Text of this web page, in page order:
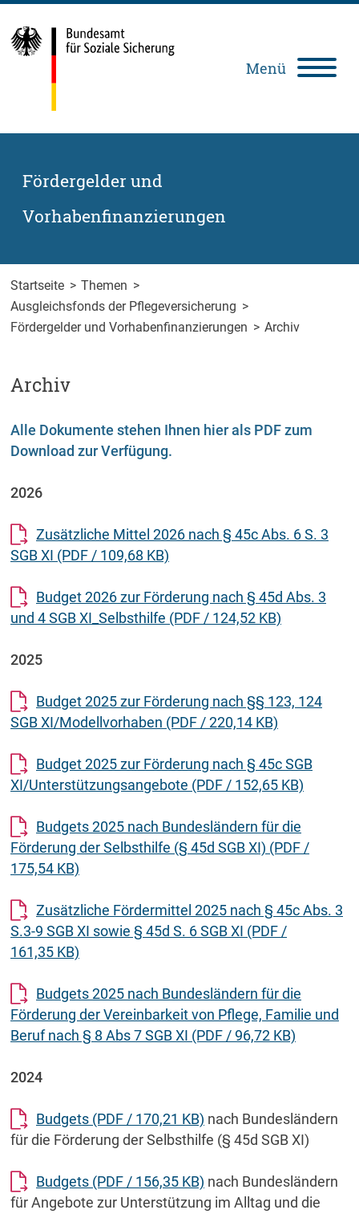
Zum Inhalt springen
Zur Suche springen
Zum Fuß der Seite springen
Menü
Gebärdensprache
Fördergelder und
Vorhabenfinanzierungen
Startseite > Themen >
Ausgleichsfonds der Pflegeversicherung >
Fördergelder und Vorhabenfinanzierungen > Archiv
Archiv
Alle Dokumente stehen Ihnen hier als PDF zum
Download zur Verfügung.
2026
Zusätzliche Mittel 2026 nach § 45c Abs. 6 S. 3
SGB XI (PDF / 109,68 KB)
Budget 2026 zur Förderung nach § 45d Abs. 3
und 4 SGB XI_Selbsthilfe (PDF / 124,52 KB)
2025
Budget 2025 zur Förderung nach §§ 123, 124
SGB XI/Modellvorhaben (PDF / 220,14 KB)
Budget 2025 zur Förderung nach § 45c SGB
XI/Unterstützungsangebote (PDF / 152,65 KB)
Budgets 2025 nach Bundesländern für die
Förderung der Selbsthilfe (§ 45d SGB XI) (PDF /
175,54 KB)
Zusätzliche Fördermittel 2025 nach § 45c Abs. 3
S.3-9 SGB XI sowie § 45d S. 6 SGB XI (PDF /
161,35 KB)
Budgets 2025 nach Bundesländern für die
Förderung der Vereinbarkeit von Pflege, Familie und
Beruf nach § 8 Abs 7 SGB XI (PDF / 96,72 KB)
2024
Budgets (PDF / 170,21 KB) nach Bundesländern
für die Förderung der Selbsthilfe (§ 45d SGB XI)
Budgets (PDF / 156,35 KB) nach Bundesländern
für Angebote zur Unterstützung im Alltag und die